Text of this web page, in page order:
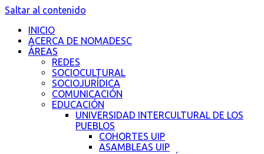
Saltar al contenido
INICIO
ACERCA DE NOMADESC
ÁREAS
REDES
SOCIOCULTURAL
SOCIOJURÍDICA
COMUNICACIÓN
EDUCACIÓN
UNIVERSIDAD INTERCULTURAL DE LOS
PUEBLOS
COHORTES UIP
ASAMBLEAS UIP